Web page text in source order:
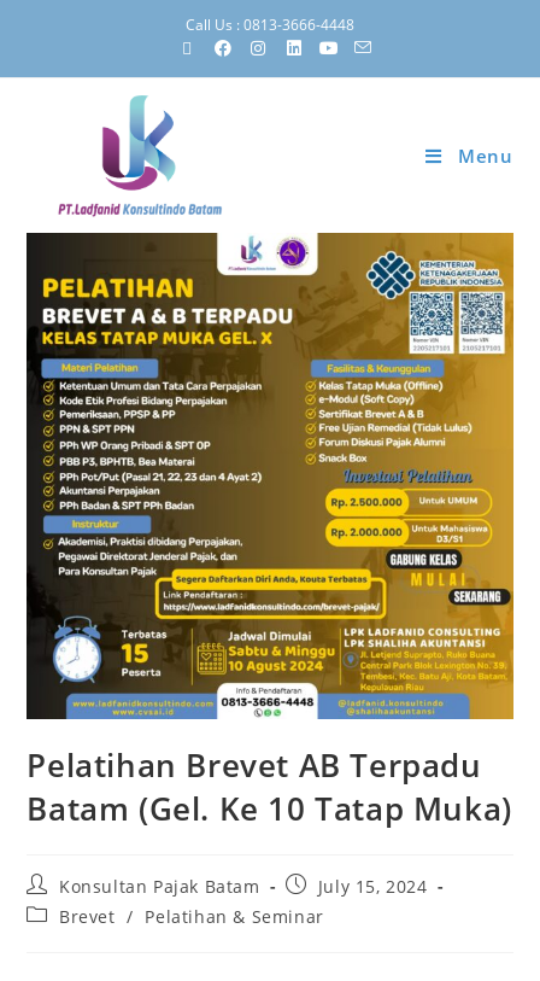
Call Us : 0813-3666-4448
Menu
Pelatihan Brevet AB Terpadu
Batam (Gel. Ke 10 Tatap Muka)
Konsultan Pajak Batam
July 15, 2024
Brevet / Pelatihan & Seminar